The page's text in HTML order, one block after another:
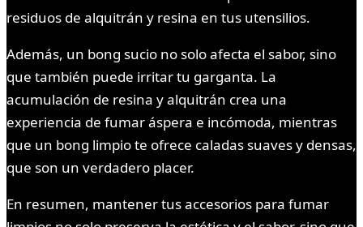
residuos de alquitrán y resina en tus utensilios.
Además, un bong sucio no solo afecta el sabor, sino
que también puede irritar tu garganta. La
acumulación de resina y alquitrán crea una
experiencia de fumar áspera e incómoda, mientras
que un bong limpio te ofrece caladas suaves y densas,
que son un verdadero placer.
En resumen, mantener tus accesorios para fumar